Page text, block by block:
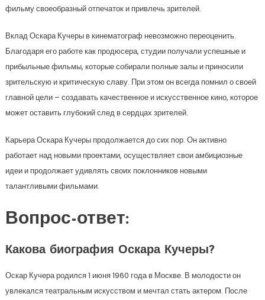
фильму своеобразный отпечаток и привлечь зрителей.
Вклад Оскара Кучеры в кинематограф невозможно переоценить.
Благодаря его работе как продюсера, студии получали успешные и
прибыльные фильмы, которые собирали полные залы и приносили
зрительскую и критическую славу. При этом он всегда помнил о своей
главной цели – создавать качественное и искусственное кино, которое
может оставить глубокий след в сердцах зрителей.
Карьера Оскара Кучеры продолжается до сих пор. Он активно
работает над новыми проектами, осуществляет свои амбициозные
идеи и продолжает удивлять своих поклонников новыми
талантливыми фильмами.
Вопрос-ответ:
Какова биография Оскара Кучеры?
Оскар Кучера родился 1 июня 1960 года в Москве. В молодости он
увлекался театральным искусством и мечтал стать актером. После